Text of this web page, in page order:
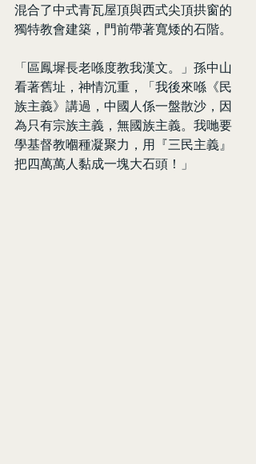
混合了中式青瓦屋頂與西式尖頂拱窗的
獨特教會建築，門前帶著寬矮的石階。
「區鳳墀長老喺度教我漢文。」孫中山
看著舊址，神情沉重，「我後來喺《民
族主義》講過，中國人係一盤散沙，因
為只有宗族主義，無國族主義。我哋要
學基督教嗰種凝聚力，用『三民主義』
把四萬萬人黏成一塊大石頭！」